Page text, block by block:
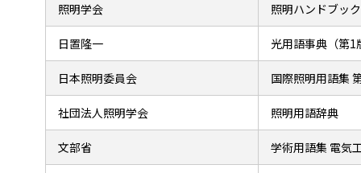
照明学会 照明ハンドブッ
日置隆一 光用語事典（第1
日本照明委員会 国際照明用語集
社団法人照明学会 照明用語辞典
文部省 学術用語集 電気